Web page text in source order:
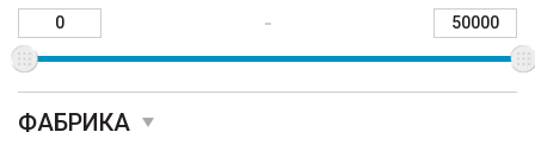
-
ФАБРИКА